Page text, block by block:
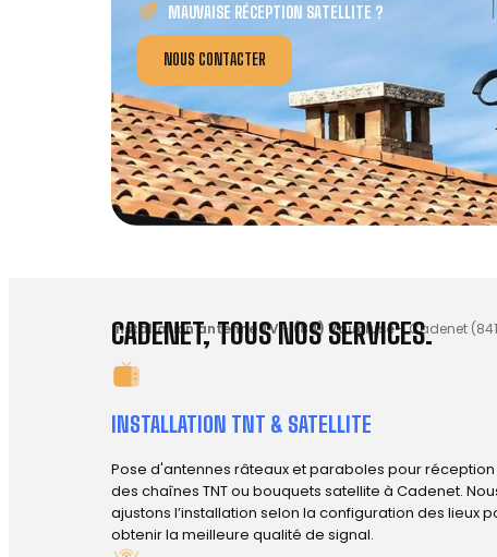
MAUVAISE RÉCEPTION SATELLITE ?
NOUS CONTACTER
Installation antenne TV- (84) Vaucluse-Cadenet
CADENET, TOUS NOS SERVICES.
INSTALLATION TNT & SATELLITE
Pose d'antennes râteaux et paraboles pour réception
des chaînes TNT ou bouquets satellite à Cadenet.
ajustons l’installation selon la configuration des lieux
obtenir la meilleure qualité de signal.